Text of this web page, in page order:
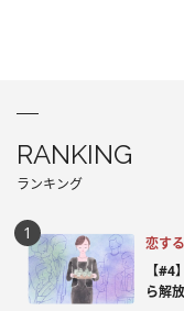
RANKING
ランキング
恋する
【
ら解